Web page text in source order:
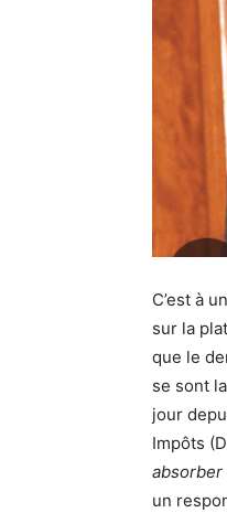
C’est à
sur la
que le
se sont
jour
Impôts
absorber
un